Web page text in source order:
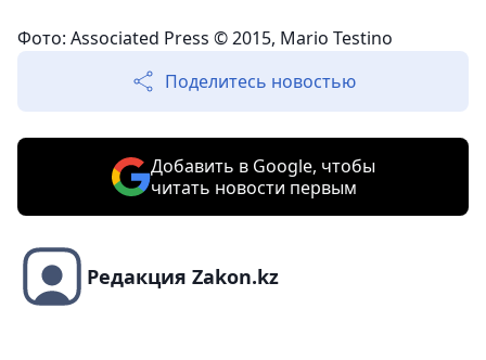
Фото: Associated Press © 2015, Mario Testino
Поделитесь новостью
Добавить в Google, чтобы
читать новости первым
Редакция Zakon.kz